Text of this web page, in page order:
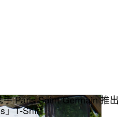
Paris Saint-Germain 推出
」T-Shirt